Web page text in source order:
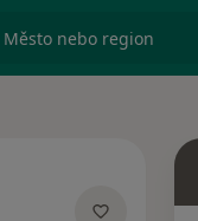
Město nebo region